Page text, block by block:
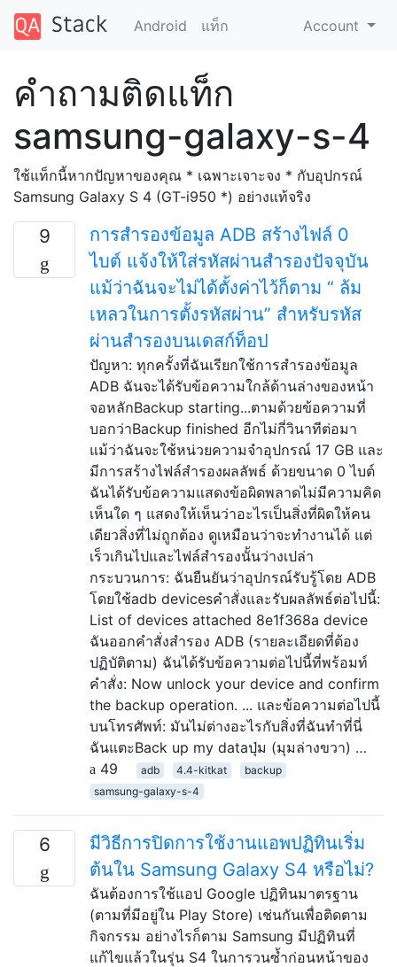
Android แท็ก Account
คำถามติดแท็ก
samsung-galaxy-s-4
ใช้แท็กนี้หากปัญหาของคุณ * เฉพาะเจาะจง * กับอุปกรณ์
Samsung Galaxy S 4 (GT-i950 *) อย่างแท้จริง
9
การสำรองข้อมูล ADB สร้างไฟล์ 0
ไบต์ แจ้งให้ใส่รหัสผ่านสำรองปัจจุบัน
แม้ว่าฉันจะไม่ได้ตั้งค่าไว้ก็ตาม “ ล้ม
เหลวในการตั้งรหัสผ่าน” สำหรับรหัส
ผ่านสำรองบนเดสก์ท็อป
ปัญหา: ทุกครั้งที่ฉันเรียกใช้การสำรองข้อมูล
ADB ฉันจะได้รับข้อความใกล้ด้านล่างของหน้า
จอหลักBackup starting...ตามด้วยข้อความที่
บอกว่าBackup finished อีกไม่กี่วินาทีต่อมา
แม้ว่าฉันจะใช้หน่วยความจำอุปกรณ์ 17 GB และ
มีการสร้างไฟล์สำรองผลลัพธ์ ด้วยขนาด 0 ไบต์
ฉันได้รับข้อความแสดงข้อผิดพลาดไม่มีความคิด
เห็นใด ๆ แสดงให้เห็นว่าอะไรเป็นสิ่งที่ผิดให้คน
เดียวสิ่งที่ไม่ถูกต้อง ดูเหมือนว่าจะทำงานได้ แต่
เร็วเกินไปและไฟล์สำรองนั้นว่างเปล่า
กระบวนการ: ฉันยืนยันว่าอุปกรณ์รับรู้โดย ADB
โดยใช้adb devicesคำสั่งและรับผลลัพธ์ต่อไปนี้:
List of devices attached 8e1f368a device
ฉันออกคำสั่งสำรอง ADB (รายละเอียดที่ต้อง
ปฏิบัติตาม) ฉันได้รับข้อความต่อไปนี้ที่พร้อมท์
คำสั่ง: Now unlock your device and confirm
the backup operation. ... และข้อความต่อไปนี้
บนโทรศัพท์: มันไม่ต่างอะไรกับสิ่งที่ฉันทำที่นี่
ฉันแตะBack up my dataปุ่ม (มุมล่างขวา) …
49
adb 4.4-kitkat
backup
samsung-galaxy-s-4
6
มีวิธีการปิดการใช้งานแอพปฏิทินเริ่ม
ต้นใน Samsung Galaxy S4 หรือไม่?
ฉันต้องการใช้แอป Google ปฏิทินมาตรฐาน
(ตามที่มีอยู่ใน Play Store) เช่นกันเพื่อติดตาม
กิจกรรม อย่างไรก็ตาม Samsung มีปฏิทินที่
แก้ไขแล้วในรุ่น S4 ในการวนซ้ำก่อนหน้าของ